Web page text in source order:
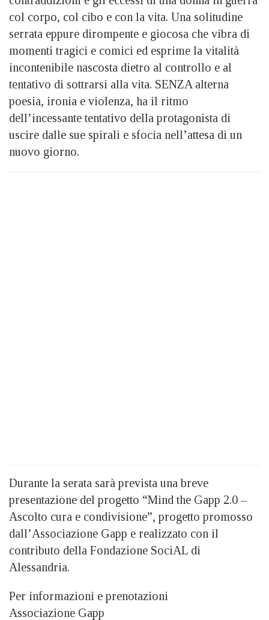
col corpo, col cibo e con la vita. Una solitudine
serrata eppure dirompente e giocosa che vibra di
momenti tragici e comici ed esprime la vitalità
incontenibile nascosta dietro al controllo e al
tentativo di sottrarsi alla vita. SENZA alterna
poesia, ironia e violenza, ha il ritmo
dell’incessante tentativo della protagonista di
uscire dalle sue spirali e sfocia nell’attesa di un
nuovo giorno.
Durante la serata sarà prevista una breve
presentazione del progetto “Mind the Gapp 2.0 –
Ascolto cura e condivisione”, progetto promosso
dall’Associazione Gapp e realizzato con il
contributo della Fondazione SociAL di
Alessandria.
Per informazioni e prenotazioni
Associazione Gapp